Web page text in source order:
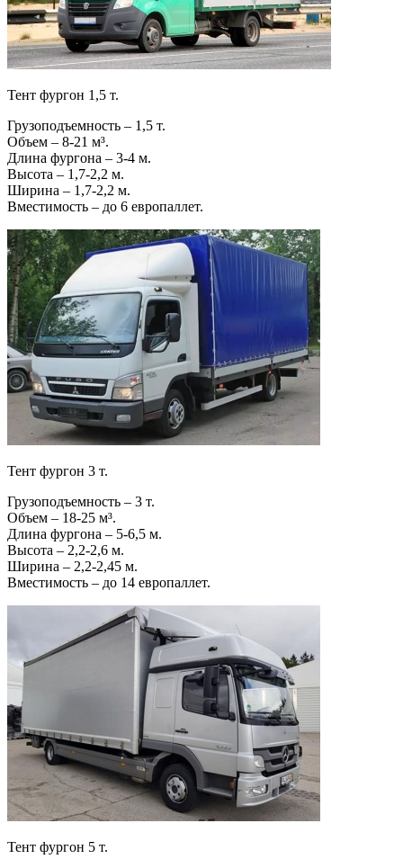
Тент фургон 1,5 т.
Грузоподъемность – 1,5 т.
Объем – 8-21 м³.
Длина фургона – 3-4 м.
Высота – 1,7-2,2 м.
Ширина – 1,7-2,2 м.
Вместимость – до 6 европаллет.
Тент фургон 3 т.
Грузоподъемность – 3 т.
Объем – 18-25 м³.
Длина фургона – 5-6,5 м.
Высота – 2,2-2,6 м.
Ширина – 2,2-2,45 м.
Вместимость – до 14 европаллет.
Тент фургон 5 т.